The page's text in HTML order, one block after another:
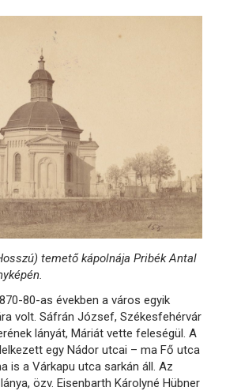
temető kápolnája Pribék Antal
80-as években a város egyik
volt. Sáfrán József, Székesfehérvár
lányát, Máriát vette feleségül. A
egy Nádor utcai – ma Fő utca
is a Várkapu utca sarkán áll. Az
özv. Eisenbarth Károlyné Hübner